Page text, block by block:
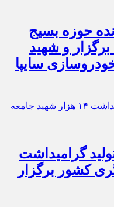
حوزه بسیج
برگزار و شهید
گروه خودروسازی سایپا
گرامیداشت
کشور برگزار